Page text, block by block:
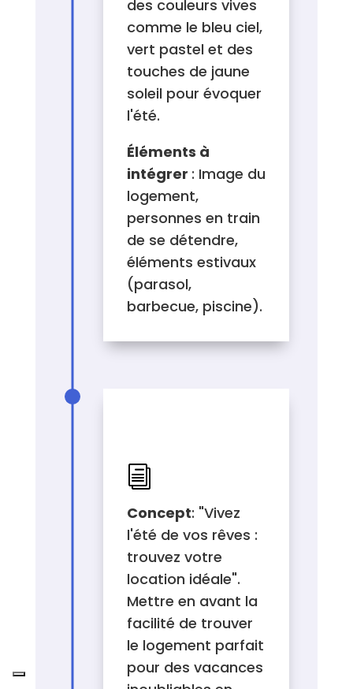
des couleurs vives
comme le bleu ciel,
vert pastel et des
touches de jaune
soleil pour évoquer
l'été.
Éléments à
intégrer : Image du
logement,
personnes en train
de se détendre,
éléments estivaux
(parasol,
barbecue, piscine).
i
Concept: "Vivez
l'été de vos rêves :
trouvez votre
location idéale".
Mettre en avant la
facilité de trouver
le logement parfait
pour des vacances